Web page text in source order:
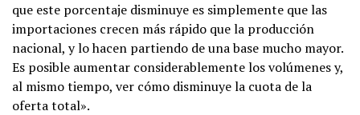
que este porcentaje disminuye es simplemente que las
importaciones crecen más rápido que la producción
nacional, y lo hacen partiendo de una base mucho mayor.
Es posible aumentar considerablemente los volúmenes y,
al mismo tiempo, ver cómo disminuye la cuota de la
oferta total».